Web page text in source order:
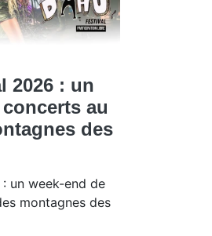
2026 : un
au
des
un week-end de
montagnes des